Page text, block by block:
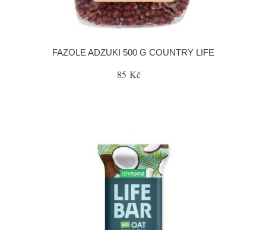
FAZOLE ADZUKI 500 G COUNTRY LIFE
85 Kč